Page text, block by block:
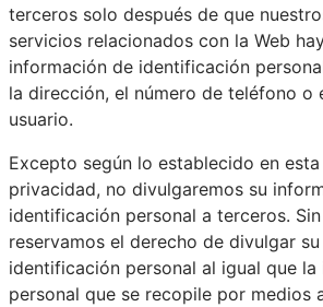
terceros solo después de que
servicios relacionados con la Web
información de identificación
la dirección, el número de teléfono o
usuario.
Excepto según lo establecido en
privacidad, no divulgaremos su
identificación personal a terceros.
reservamos el derecho de divulgar
identificación personal al igual que
personal que se recopile por medios